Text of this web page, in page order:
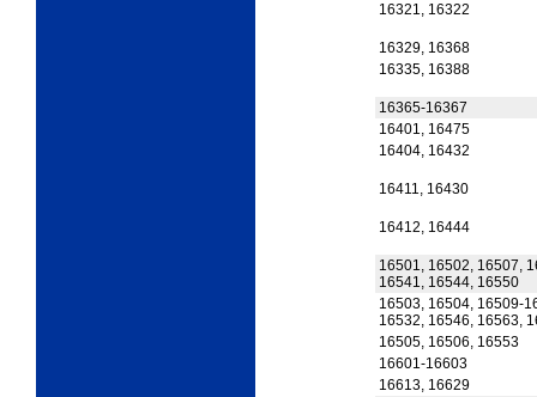
16321, 16322
16329, 16368
16335, 16388
16365-16367
16401, 16475
16404, 16432
16411, 16430
16412, 16444
16501, 16502, 16507,
16541, 16544, 16550
16503, 16504, 16509-
16532, 16546, 16563,
16505, 16506, 16553
16601-16603
16613, 16629